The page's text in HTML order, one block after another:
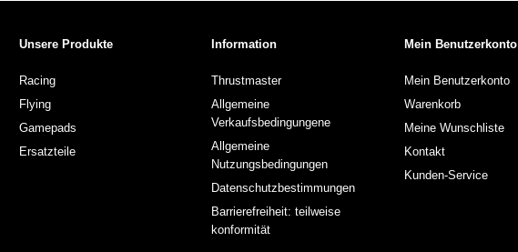
Unsere Produkte
Racing
Flying
Gamepads
Ersatzteile
Information
Thrustmaster
Allgemeine
Verkaufsbedingungene
Allgemeine
Nutzungsbedingungen
Datenschutzbestimmungen
Barrierefreiheit: teilweise
konformität
Mein Benutzerkonto
Mein Benutzerkonto
Warenkorb
Meine Wunschliste
Kontakt
Kunden-Service